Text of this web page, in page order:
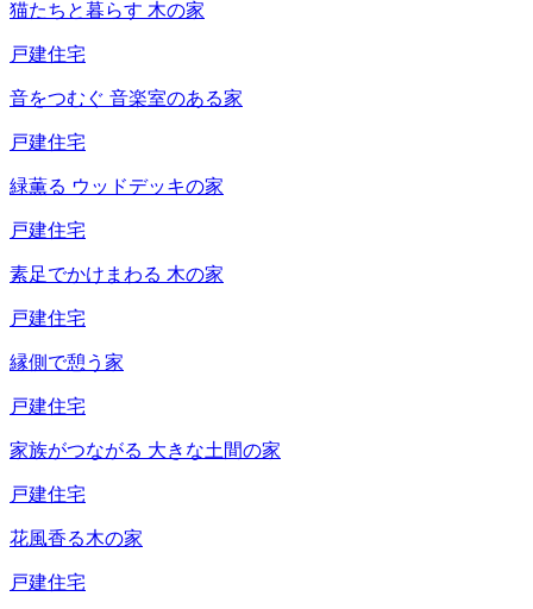
猫たちと暮らす 木の家
戸建住宅
音をつむぐ 音楽室のある家
戸建住宅
緑薫る ウッドデッキの家
戸建住宅
素足でかけまわる 木の家
戸建住宅
縁側で憩う家
戸建住宅
家族がつながる 大きな土間の家
戸建住宅
花風香る木の家
戸建住宅